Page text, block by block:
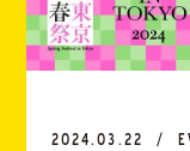
2024.03.22